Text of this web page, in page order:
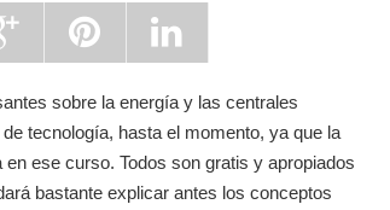
sobre la energía y las centrales
tecnología, hasta el momento, ya que la
ese curso. Todos son gratis y apropiados
bastante explicar antes los conceptos